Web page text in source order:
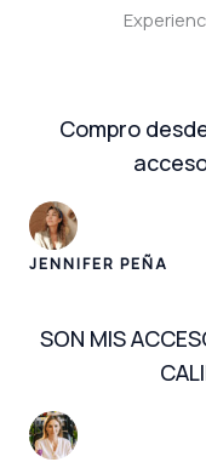
Compro
JENNIFER PEÑA
SON MIS